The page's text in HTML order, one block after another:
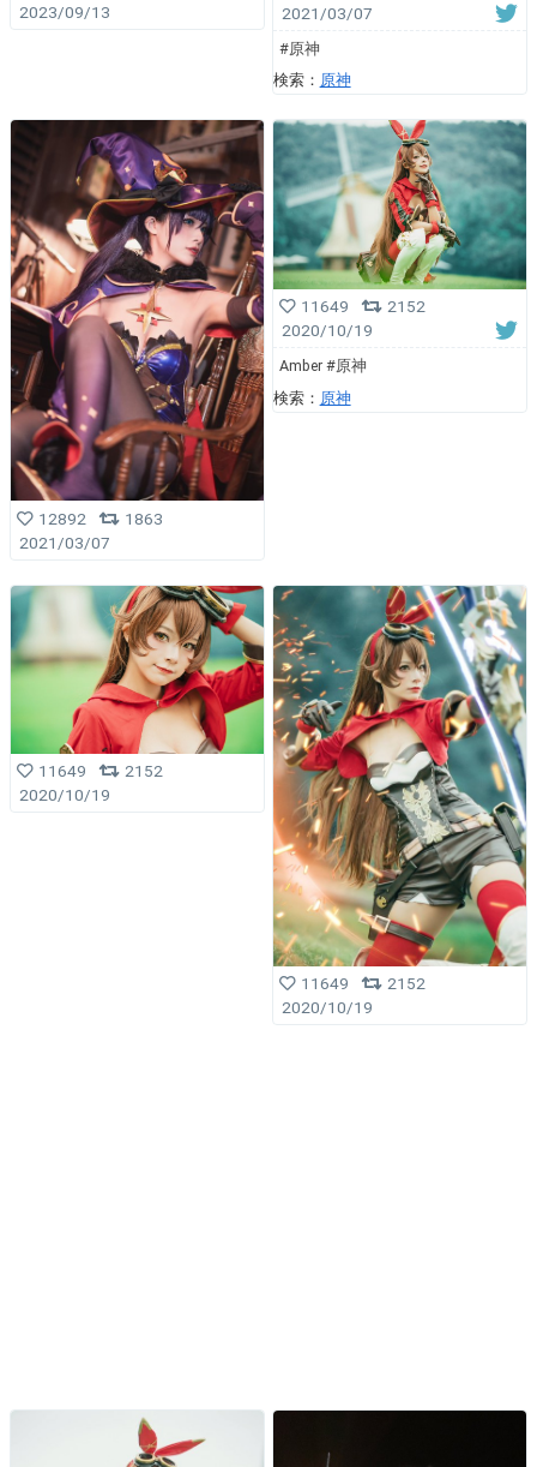
2023/09/13
2021/03/07
#原神
検索： 原神
12892
1863
2021/03/07
11649
2152
2020/10/19
Amber #原神
検索： 原神
11649
2152
2020/10/19
11649
2152
2020/10/19